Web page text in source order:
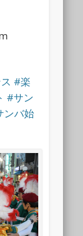
#楽
#サン
ンバ始